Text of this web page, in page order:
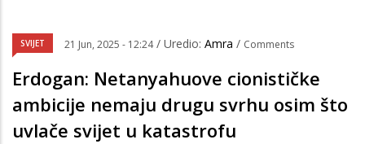
SVIJET 21 Jun, 2025 - 12:24 / Uredio: Amra / Comments
Erdogan: Netanyahuove cionističke
ambicije nemaju drugu svrhu osim što
uvlače svijet u katastrofu